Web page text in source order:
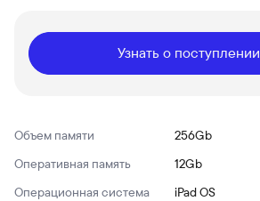
Узнать о поступлении
Объем памяти
256Gb
Оперативная память
12Gb
Операционная система
iPad OS